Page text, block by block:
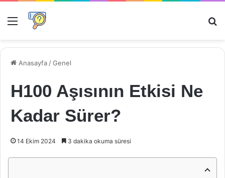
Menü
Anasayfa /Genel
H100 Aşısının Etkisi Ne
Kadar Sürer?
14 Ekim 2024 3 dakika okuma süresi